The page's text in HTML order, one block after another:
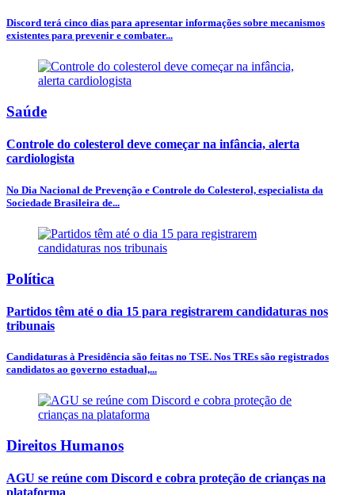
Discord terá cinco dias para apresentar informações sobre mecanismos
existentes para prevenir e combater...
Saúde
Controle do colesterol deve começar na infância, alerta
cardiologista
No Dia Nacional de Prevenção e Controle do Colesterol, especialista da
Sociedade Brasileira de...
Política
Partidos têm até o dia 15 para registrarem candidaturas nos
tribunais
Candidaturas à Presidência são feitas no TSE. Nos TREs são registrados
candidatos ao governo estadual,...
Direitos Humanos
AGU se reúne com Discord e cobra proteção de crianças na
plataforma